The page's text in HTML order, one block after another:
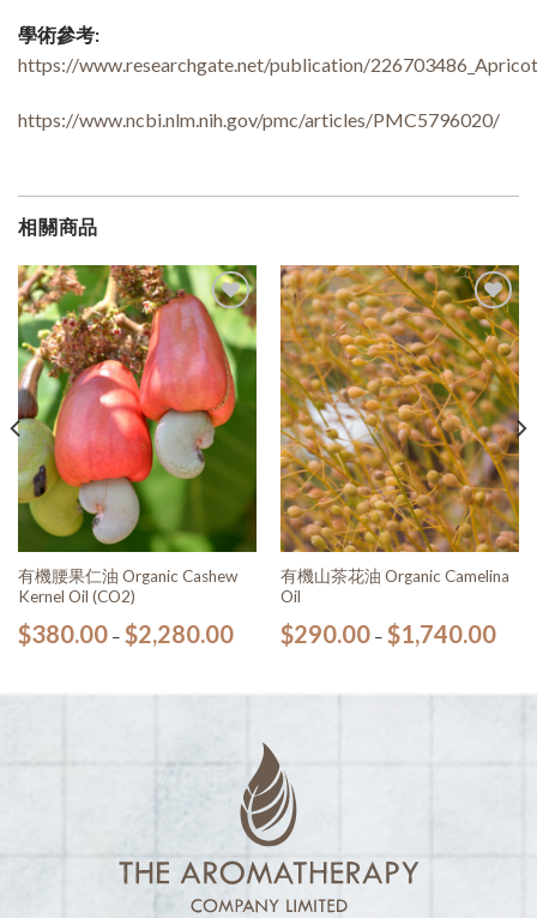
學術參考:
https://www.researchgate.net/publication/
https://www.ncbi.nlm.nih.gov/pmc/articles/PMC5796020/
相關商品
加入
願望
清單
有機腰果仁油 Organic Cashew
Kernel Oil (CO2)
$380.00– $2,280.00
加入
願望
清單
有機山茶花油 Organic Camelina
Oil
$290.00– $1,740.00